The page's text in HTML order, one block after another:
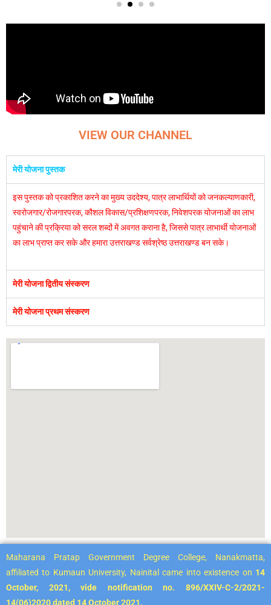
VIEW OUR CHANNEL
मेरी योजना पुस्तक
इस पुस्तक को प्रकाशित करने का मुख्य उददेश्य, पात्र लाभार्थियों को जनकल्याणकारी,
स्वरोजगार/रोजगारपरक, कौशल विकास/प्रशिक्षणपरक, निवेशपरक योजनाओं का लाभ
पहुंचाने की प्रक्रिया को सरल शब्दों में अवगत कराना है, जिससे पात्र लाभार्थी योजनाओं
का लाभ प्राप्त कर सके और हमारा उत्तराखण्ड सर्वश्रेष्ठ उत्तराखण्ड बन सके।
मेरी योजना द्वितीय संस्करण
मेरी योजना प्रथम संस्करण
Maharana Pratap Government Degree College, Nanakmatta,
affiliated to Kumaun University, Nainital came into existence on 14
October, 2021, vide notification no. 896/XXIV-C-2/2021-
14(06)2020 dated 14 October 2021,